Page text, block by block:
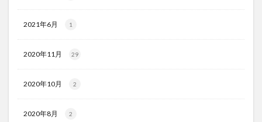
2021年6月 1
2020年11月 29
2020年10月 2
2020年8月 2